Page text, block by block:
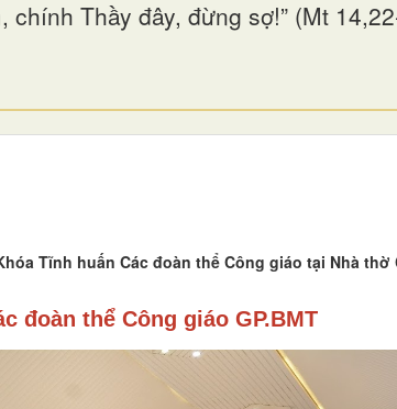
chính Thầy đây, đừng sợ!” (Mt
Tĩnh huấn Các đoàn thể Công giáo tại Nhà thờ
đoàn thể Công giáo GP.BMT